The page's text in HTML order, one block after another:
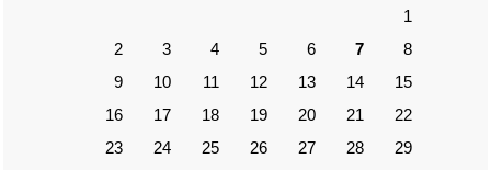
1
2
3 4 5 6 7
8
9
10 11 12 13 14
15
16
17 18 19 20 21
22
23
24 25 26 27 28
29